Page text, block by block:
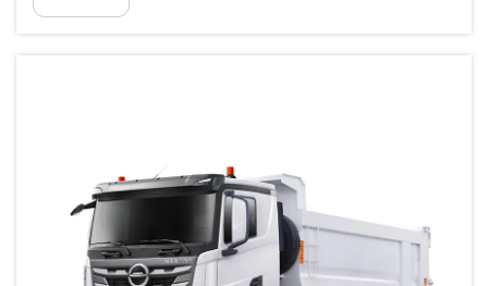
micrones. Durante la última década de supervisión